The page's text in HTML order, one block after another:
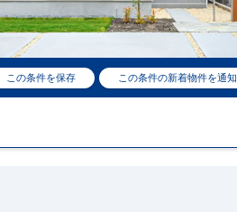
この条件を保存 この条件の新着物件を通知